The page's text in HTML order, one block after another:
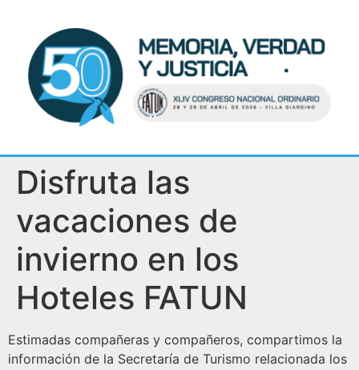
Disfruta las
vacaciones de
invierno en los
Hoteles FATUN
Estimadas compañeras y compañeros, compartimos la
información de la Secretaría de Turismo relacionada los